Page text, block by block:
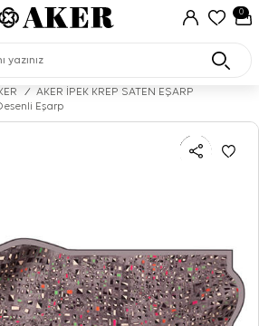
0
/
AKER İPEK KREP SATEN EŞARP
Eşarp